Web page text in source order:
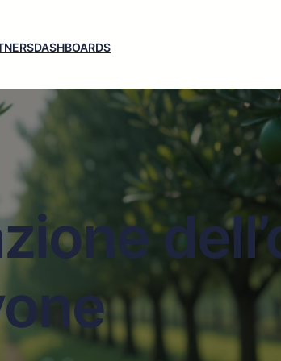
DASHBOARDS